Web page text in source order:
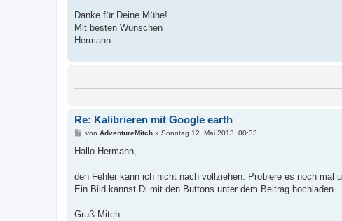
Danke für Deine Mühe!
Mit besten Wünschen
Hermann
Re: Kalibrieren mit Google earth
B
i
a
von AdventureMitch» Sonntag 12. Mai 2013, 00:33
Hallo Hermann,
den Fehler kann ich nicht nach vollziehen. Probiere es noch
Ein Bild kannst Di mit den Buttons unter dem Beitrag hochladen.
Gruß Mitch